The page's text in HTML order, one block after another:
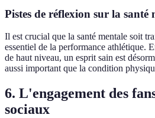
Pistes de réflexion sur la santé
Il est crucial que la santé mentale soit
essentiel de la performance athlétique.
de haut niveau, un esprit sain est
aussi important que la condition
6. L'engagement des
sociaux